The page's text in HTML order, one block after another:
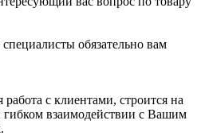
обязательно вам
с клиентами, строится на
взаимодействии с Вашим